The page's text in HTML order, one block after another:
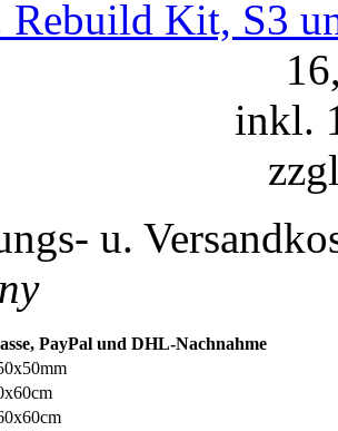
Rebuild Kit, S3
inkl.
u.
PayPal und DHL-Nachnahme